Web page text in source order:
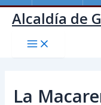
Alcaldía de
La